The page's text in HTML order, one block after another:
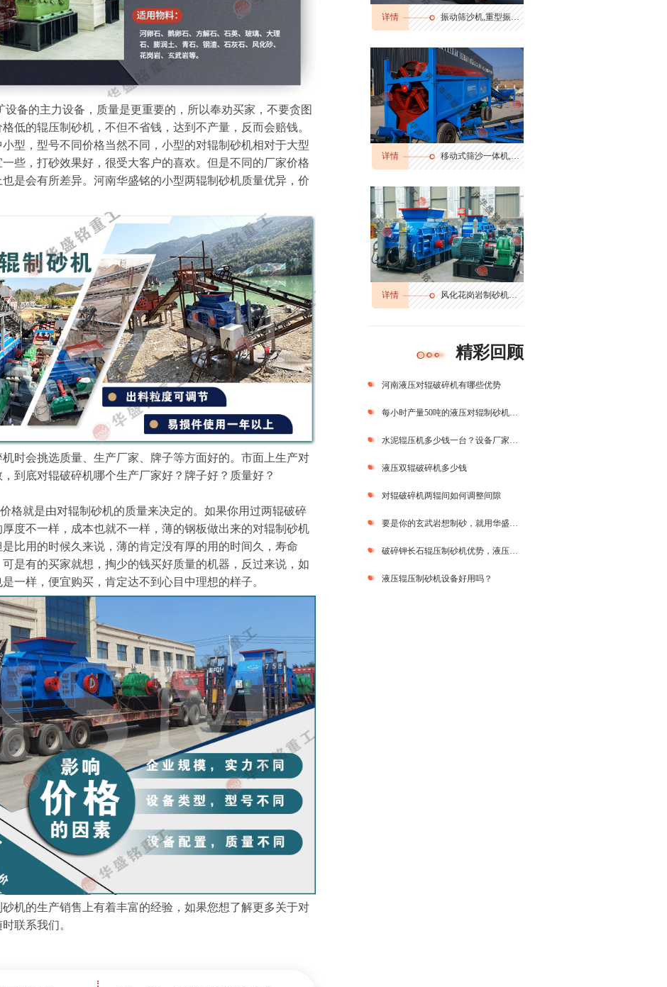
备的主力设备，质量是更重要的，所以奉劝买家，不要贪图
低的辊压制砂机，不但不省钱，达到不产量，反而会赔钱。
型，型号不同价格当然不同，小型的对辊制砂机相对于大型
些，打砂效果好，很受大客户的喜欢。但是不同的厂家价格
是会有所差异。河南华盛铭的小型两辊制砂机质量优异，价
会挑选质量、生产厂家、牌子等方面好的。市面上生产对
到底对辊破碎机哪个生产厂家好？牌子好？质量好？
就是由对辊制砂机的质量来决定的。如果你用过两辊破碎
度不一样，成本也就不一样，薄的钢板做出来的对辊制砂机
比用的时候久来说，薄的肯定没有厚的用的时间久，寿命
是有的买家就想，掏少的钱买好质量的机器，反过来说，如
一样，便宜购买，肯定达不到心目中理想的样子。
机的生产销售上有着丰富的经验，如果您想了解更多关于对
联系我们。
详情 振动筛沙机,重型振动筛,振动筛分机
详情 移动式筛沙一体机,筛分输送一体机
详情 风化花岗岩制砂机多少钱,花岗岩边角料制砂机,花岗岩制砂机生产视频
精彩回顾
河南液压对辊破碎机有哪些优势
每小时产量50吨的液压对辊制砂机价格多少？
水泥辊压机多少钱一台？设备厂家推荐？
液压双辊破碎机多少钱
对辊破碎机两辊间如何调整间隙
要是你的玄武岩想制砂，就用华盛铭对辊制砂机，价格超理想质量超可靠
破碎钾长石辊压制砂机优势，液压系统对辊价格多少一台？
液压辊压制砂机设备好用吗？